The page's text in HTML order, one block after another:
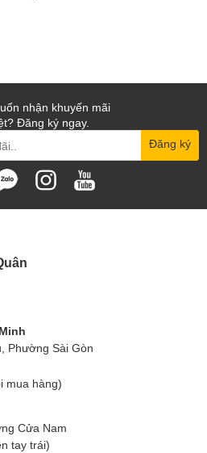
nhận khuyến mãi
Đăng ký ngay.
Đăng ký
Phường Sài Gòn
mua hàng)
Cửa Nam
tay trái)